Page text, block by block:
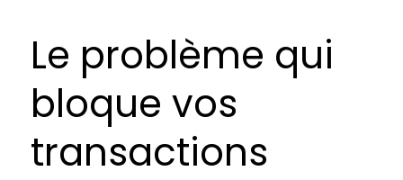
Le problème qui
bloque vos
transactions